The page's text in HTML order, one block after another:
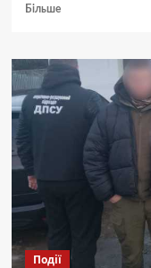
БільшеДокладніше
центрі
Чернівців
під’їзду
будинку
зникли
дитячих
велосипеди
Події